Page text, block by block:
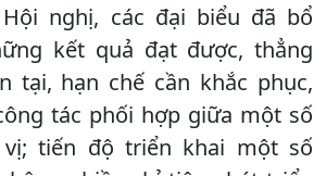
nghị, các đại biểu đã bổ
kết quả đạt được, thẳng
tại, hạn chế cần khắc phục,
tác phối hợp giữa một số
tiến độ triển khai một số